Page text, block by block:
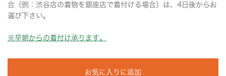
合（例：渋谷店の着物を銀座店で着付ける場合）は、4日後からお
選び下さい。
※早朝からの着付け承ります。
お気に入りに追加